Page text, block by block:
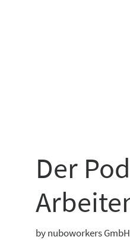
Der
by nuboworkers GmbH